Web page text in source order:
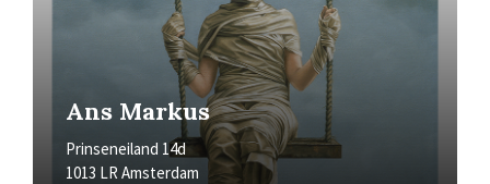
Ans Markus
Prinseneiland 14d
1013 LR Amsterdam